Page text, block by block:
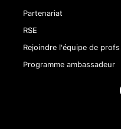
Partenariat
RSE
Rejoindre l'équipe de profs
Programme ambassadeur